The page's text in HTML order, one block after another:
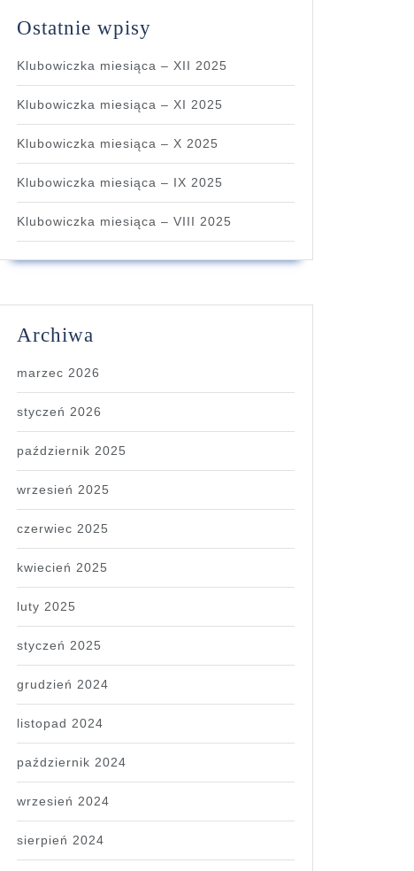
Ostatnie wpisy
Klubowiczka miesiąca – XII 2025
Klubowiczka miesiąca – XI 2025
Klubowiczka miesiąca – X 2025
Klubowiczka miesiąca – IX 2025
Klubowiczka miesiąca – VIII 2025
Archiwa
marzec 2026
styczeń 2026
październik 2025
wrzesień 2025
czerwiec 2025
kwiecień 2025
luty 2025
styczeń 2025
grudzień 2024
listopad 2024
październik 2024
wrzesień 2024
sierpień 2024